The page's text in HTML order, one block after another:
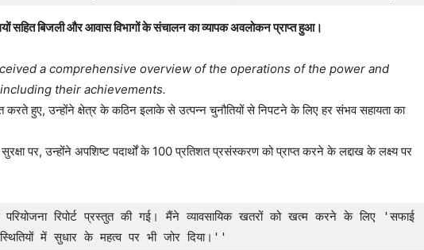
सहित बिजली और आवास विभागों के संचालन का व्यापक अवलोकन प्राप्त हुआ।
a comprehensive overview of the operations of the power and
their achievements.
करते हुए, उन्होंने क्षेत्र के कठिन इलाके से उत्पन्न चुनौतियों से निपटने के लिए हर संभव सहायता का
पर, उन्होंने अपशिष्ट पदार्थों के 100 प्रतिशत प्रसंस्करण को प्राप्त करने के लद्दाख के लक्ष्य पर
रिपोर्ट प्रस्तुत की गई। मैंने व्यावसायिक खतरों को खत्म करने के लिए 'सफाई
में सुधार के महत्व पर भी जोर दिया।''